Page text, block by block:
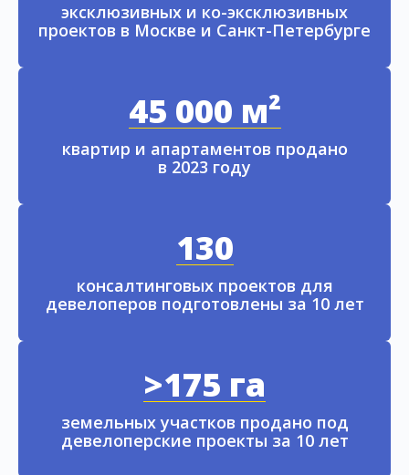
эксклюзивных и ко-эксклюзивных
проектов в Москве и Санкт-Петербурге
45 000 м²
квартир и апартаментов продано
в 2023 году
130
консалтинговых проектов для
девелоперов подготовлены за 10 лет
>175 га
земельных участков продано под
девелоперские проекты за 10 лет